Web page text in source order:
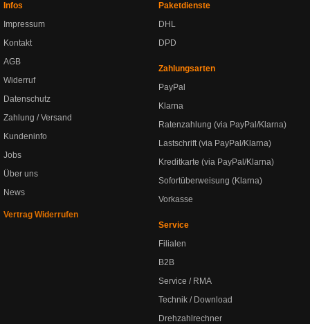
Infos
Impressum
Kontakt
AGB
Widerruf
Datenschutz
Zahlung / Versand
Kundeninfo
Jobs
Über uns
News
Vertrag Widerrufen
Paketdienste
DHL
DPD
Zahlungsarten
PayPal
Klarna
Ratenzahlung (via PayPal/Klarna)
Lastschrift (via PayPal/Klarna)
Kreditkarte (via PayPal/Klarna)
Sofortüberweisung (Klarna)
Vorkasse
Service
Filialen
B2B
Service / RMA
Technik / Download
Drehzahlrechner